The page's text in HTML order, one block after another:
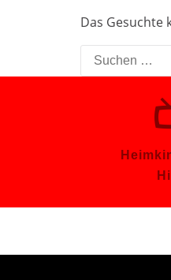
Das Gesuchte
Suchen
nach: